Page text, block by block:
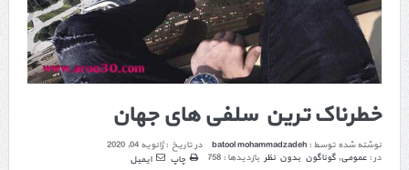
خطرناک ترین سلفی های جهان
نوشته شده توسط : batool mohammadzadeh در تاریخ :ژانویه 04, 2020
در : عمومی, گوناگون بدون نظر بازدیدها : 758 چاپ ایمیل